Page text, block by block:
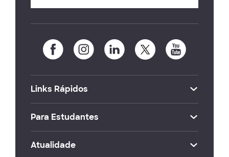
Links Rápidos
Para Estudantes
Atualidade